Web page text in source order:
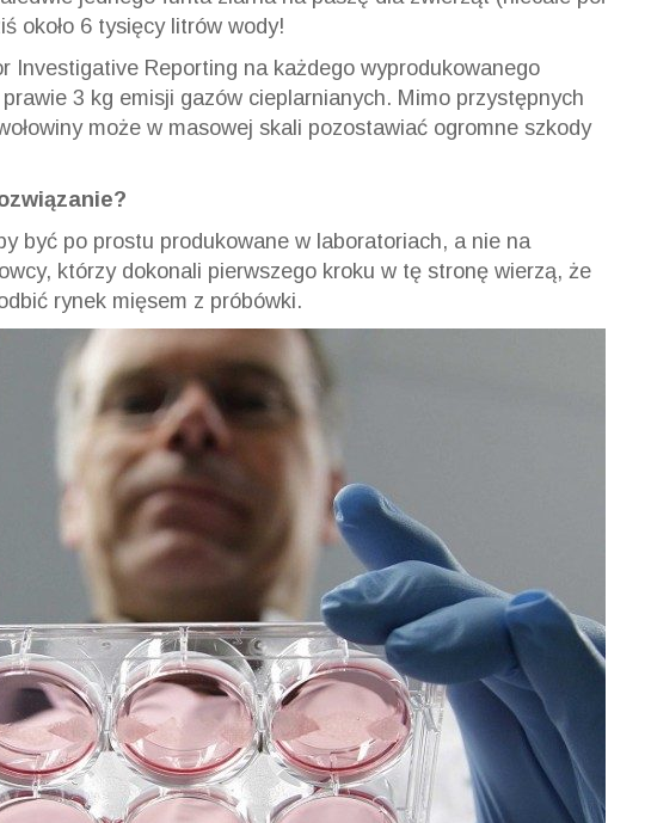
około 6 tysięcy litrów wody!
Investigative Reporting na każdego wyprodukowanego
3 kg emisji gazów cieplarnianych. Mimo przystępnych
może w masowej skali pozostawiać ogromne szkody
być po prostu produkowane w laboratoriach, a nie na
którzy dokonali pierwszego kroku w tę stronę wierzą, że
rynek mięsem z próbówki.